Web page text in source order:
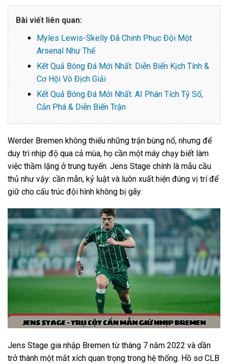
Bài viết liên quan:
Myles Lewis-Skelly Đã Chinh Phục Đội Một
Arsenal Như Thế
Kết Quả Bóng Đá Mới Nhất: Diễn Biến Kịch Tính &
Cơ Hội Vô Địch Giải
Kết Quả Bóng Đá Mới Nhất: AI Phân Tích Tỷ Số,
Cản Phá & Diễn Biến Trận
Werder Bremen không thiếu những trận bùng nổ, nhưng để
duy trì nhịp độ qua cả mùa, họ cần một máy chạy biết làm
việc thầm lặng ở trung tuyến. Jens Stage chính là mẫu cầu
thủ như vậy: cần mẫn, kỷ luật và luôn xuất hiện đúng vị trí để
giữ cho cấu trúc đội hình không bị gãy.
Jens Stage gia nhập Bremen từ tháng 7 năm 2022 và dần
trở thành một mắt xích quan trọng trong hệ thống. Hồ sơ CLB